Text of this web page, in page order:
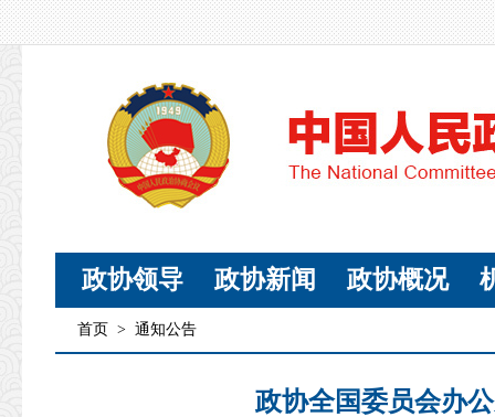
政协领导 政协新闻 政协概况
首页 > 通知公告
政协全国委员会办